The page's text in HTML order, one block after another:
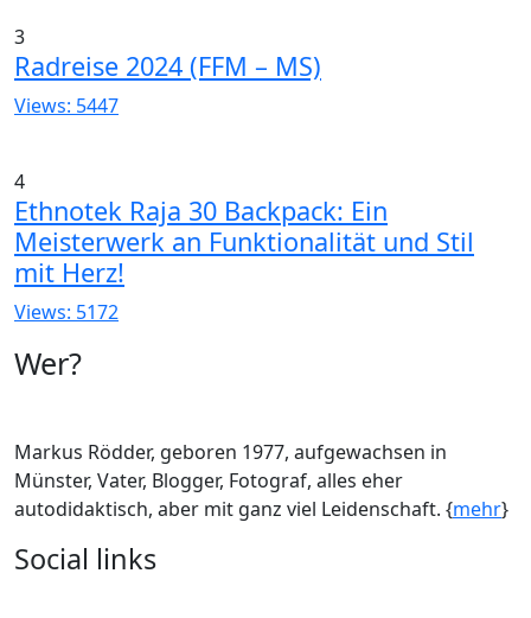
3
Radreise 2024 (FFM – MS)
Views: 5447
4
Ethnotek Raja 30 Backpack: Ein
Meisterwerk an Funktionalität und Stil
mit Herz!
Views: 5172
Wer?
Markus Rödder, geboren 1977, aufgewachsen in
Münster, Vater, Blogger, Fotograf, alles eher
autodidaktisch, aber mit ganz viel Leidenschaft. {mehr}
Social links